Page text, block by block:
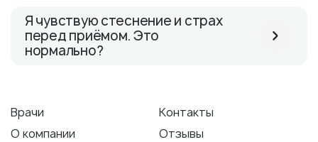
Я чувствую стеснение и страх
перед приёмом. Это
нормально?
Врачи
Контакты
О компании
Отзывы